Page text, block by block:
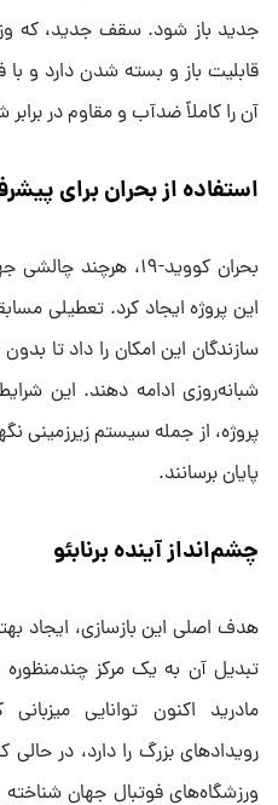
جدید باز شود. سقف جدید، که
قابلیت باز و بسته شدن دارد و
آن را کاملاً ضدآب و مقاوم در
استفاده از بحران برای
بحران کووید-۱۹،
سازندگان این امکان را داد تا
شبانه‌روزی ادامه دهند. این
پروژه، از جمله سیستم زیرزمینی
پایان برسانند.
چشم‌انداز آینده برنابئو
هدف اصلی این بازسازی، ایجاد
تبدیل آن به یک مرکز چندمنظوره
مادرید اکنون توانایی
رویدادهای بزرگ را دارد، در
ورزشگاه‌های فوتبال جهان شناخته